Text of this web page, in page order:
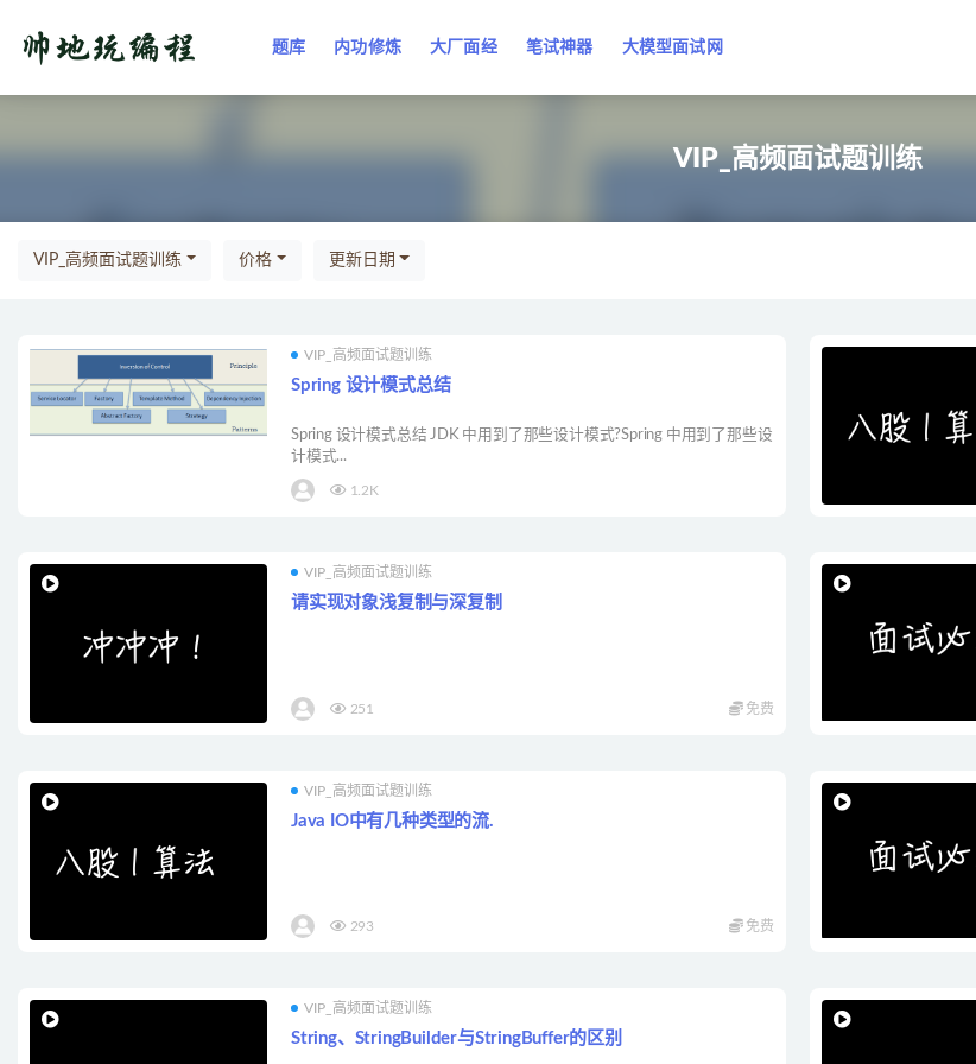
题库 内功修炼 大厂面经 笔试神器 大模型面试网
VIP_高频面试题训练
VIP_高频面试题训练 价格 更新日期
VIP_高频面试题训练
Spring 设计模式总结
Spring 设计模式总结 JDK 中用到了那些设计模式?Spring 中用到了那些设
计模式...
1.2K
VIP_高频面试题训练
请实现对象浅复制与深复制
251 免费
VIP_高频面试题训练
Java IO中有几种类型的流.
293 免费
VIP_高频面试题训练
String、StringBuilder与StringBuffer的区别